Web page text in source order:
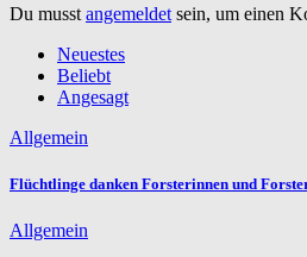
Du musst angemeldet sein, um einen
Neuestes
Beliebt
Angesagt
Allgemein
Flüchtlinge danken Forsterinnen und
Allgemein